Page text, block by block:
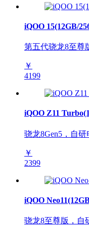
iQOO 15(12GB/
第五代骁龙8至尊
￥
4199
iQOO Z11
骁龙8Gen5，自
￥
2399
iQOO
骁龙8至尊版，自